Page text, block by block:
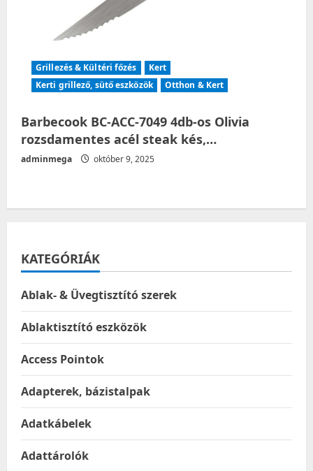
Grillezés & Kültéri főzés
Kert
Kerti grillező, sütő eszközök
Otthon & Kert
Barbecook BC-ACC-7049 4db-os Olivia
rozsdamentes acél steak kés,…
adminmega október 9, 2025
KATEGÓRIÁK
Ablak- & Üvegtisztító szerek
Ablaktisztító eszközök
Access Pointok
Adapterek, bázistalpak
Adatkábelek
Adattárolók